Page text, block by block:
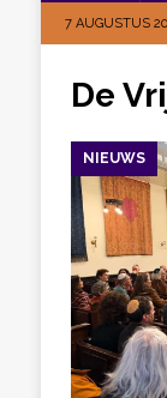
7 AUGUSTUS
De
NIEUWS